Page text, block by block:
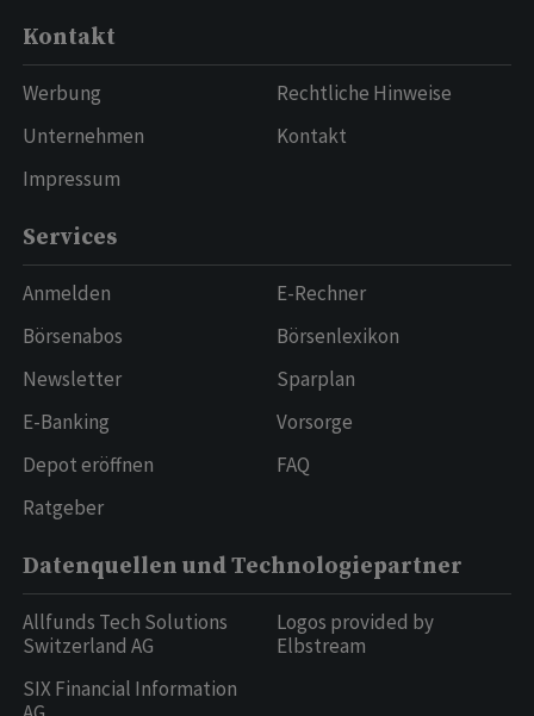
Kontakt
Werbung
Unternehmen
Impressum
Rechtliche Hinweise
Kontakt
Services
Anmelden
Börsenabos
Newsletter
E-Banking
Depot eröffnen
Ratgeber
E-Rechner
Börsenlexikon
Sparplan
Vorsorge
FAQ
Datenquellen und Technologiepartner
Allfunds Tech Solutions
Switzerland AG
SIX Financial Information
Logos provided by
Elbstream